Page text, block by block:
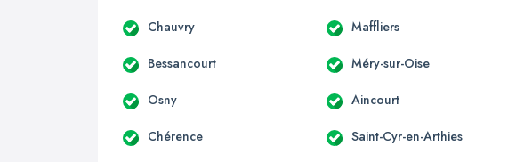
Chauvry Maffliers
Bessancourt Méry-sur-Oise
Osny Aincourt
Chérence Saint-Cyr-en-Arthies